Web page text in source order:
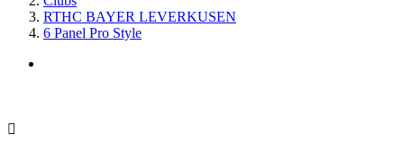
RTHC BAYER LEVERKUSEN
6 Panel Pro Style
